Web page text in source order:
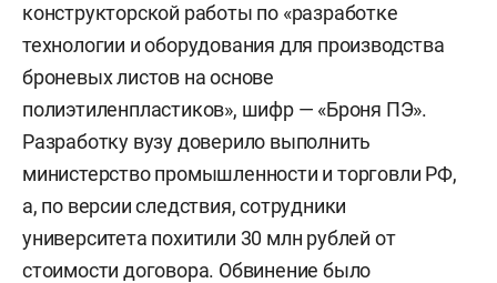
конструкторской работы по «разработке
технологии и оборудования для производства
броневых листов на основе
полиэтиленпластиков», шифр — «Броня ПЭ».
Разработку вузу доверило выполнить
министерство промышленности и торговли РФ,
а, по версии следствия, сотрудники
университета похитили 30 млн рублей от
стоимости договора. Обвинение было